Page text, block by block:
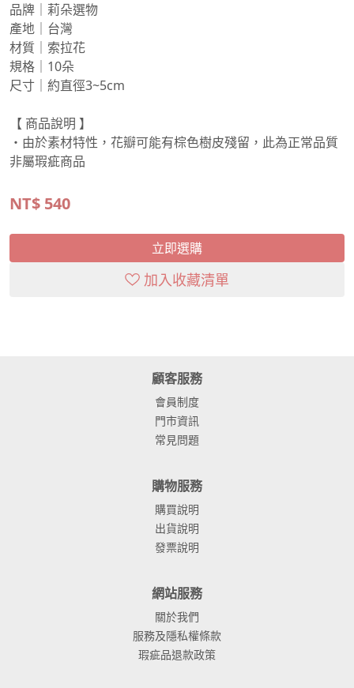
品牌｜莉朵選物
產地｜台灣
材質｜索拉花
規格｜10朵
尺寸｜約直徑3~5cm
【 商品說明 】
・由於素材特性，花瓣可能有棕色樹皮殘留，此為正常品質
非屬瑕疵商品
NT$ 540
立即選購
加入收藏清單
顧客服務
會員制度
門市資訊
常見問題
購物服務
購買說明
出貨說明
發票說明
網站服務
關於我們
服務及隱私權條款
瑕疵品退款政策